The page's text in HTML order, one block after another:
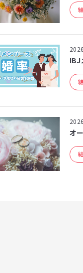
IBJ
オ